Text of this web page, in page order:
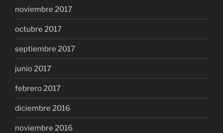
noviembre 2017
octubre 2017
septiembre 2017
junio 2017
febrero 2017
diciembre 2016
noviembre 2016